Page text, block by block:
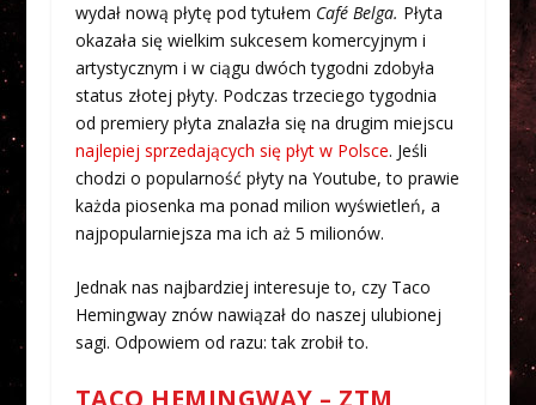
wydał nową płytę pod tytułem Café Belga. Płyta
okazała się wielkim sukcesem komercyjnym i
artystycznym i w ciągu dwóch tygodni zdobyła
status złotej płyty. Podczas trzeciego tygodnia
od premiery płyta znalazła się na drugim miejscu
najlepiej sprzedających się płyt w Polsce. Jeśli
chodzi o popularność płyty na Youtube, to prawie
każda piosenka ma ponad milion wyświetleń, a
najpopularniejsza ma ich aż 5 milionów.
Jednak nas najbardziej interesuje to, czy Taco
Hemingway znów nawiązał do naszej ulubionej
sagi. Odpowiem od razu: tak zrobił to.
TACO HEMINGWAY – ZTM